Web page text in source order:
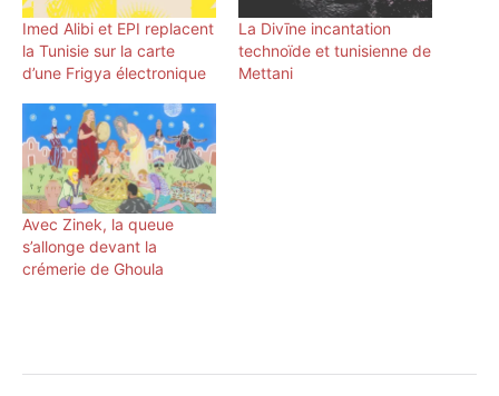
Imed Alibi et EPI replacent
la Tunisie sur la carte
d’une Frigya électronique
La Divīne incantation
technoïde et tunisienne de
Mettani
Avec Zinek, la queue
s’allonge devant la
crémerie de Ghoula